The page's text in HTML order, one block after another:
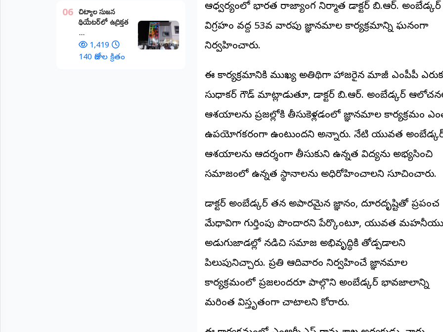
06 చిట్యాల సుజన
థియేటర్‌లో ఉద్రిక్తత
...
1,419
140 రోజుల క్రితం
ఆధ్వర్యంలో భారత రాజ్యాంగ నిర్మాత డాక్టర్ బి.ఆర్. అంబేడ్కర్
విగ్రహం వద్ద 53వ వారపు జ్ఞానమాల కార్యక్రమాన్ని ఘనంగా
నిర్వహించారు.
ఈ కార్యక్రమానికి ముఖ్య అతిథిగా హాజరైన మాజీ ఎంపీపీ
సుధాకర్ గౌడ్ మాట్లాడుతూ, డాక్టర్ బి.ఆర్. అంబేడ్కర్
ఆశయాలను ప్రజల్లోకి తీసుకెళ్లడంలో జ్ఞానమాల కార్యక్రమం
ఉపయోగకరంగా ఉంటుందని అన్నారు. నేటి యువత
ఆశయాలను ఆదర్శంగా తీసుకుని ఉన్నత విద్యను అభ్యసించి
సమాజంలో ఉన్నత స్థానాలను అధిరోహించాలని సూచించారు.
డాక్టర్ అంబేడ్కర్ తన అపారమైన జ్ఞానం, దూరదృష్టితో ప్రపంచ
మేధావిగా గుర్తింపు పొందారని పేర్కొంటూ, యువత
అడుగుజాడల్లో నడిచి సమాజ అభివృద్ధికి తోడ్పడాలని
పిలుపునిచ్చారు. ప్రతి ఆదివారం నిర్వహించే జ్ఞానమాల
కార్యక్రమంలో ప్రజలందరూ పాల్గొని అంబేడ్కర్ భావజాలాన్ని
మరింత విస్తృతంగా చాటాలని కోరారు.